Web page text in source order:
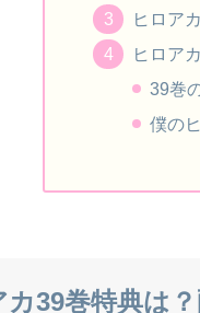
ヒロア
ヒロア
39巻
僕の
カ39巻特典は